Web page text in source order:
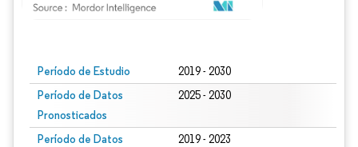
Período de Estudio 2019 - 2030
Período de Datos
Pronosticados
2025 - 2030
Período de Datos
2019 - 2023